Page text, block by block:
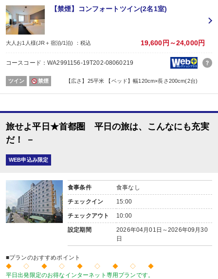
【禁煙】コンフォートツイン(2名1室)
大人お1人様(JR＋宿泊/1泊) ：税込 19,600円～24,000円
コースコード：WA2991156-19T202-08060219
ツイン 禁煙 【広さ】25平米 【ベッド】幅120cm×長さ200cm(2台)
旅せよ平日★首都圏 平日の旅は、こんなにも充実
だ！ －
WEB申込み限定
食事条件 食事なし
チェックイン 15:00
チェックアウト 10:00
設定期間
2026年04月01日～2026年09月30
日
■プランのおすすめポイント
◆ ◇ ◆ ◇ ◆ ◇ ◆ ◇ ◆
平日出発限定のお得なインターネット専用プランです。